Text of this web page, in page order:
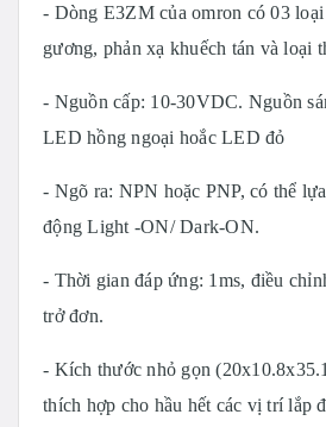
- Dòng E3ZM của omron có 03
gương, phản xạ khuếch tán và loại
- Nguồn cấp: 10-30VDC. Nguồn
LED hồng ngoại hoắc LED đỏ
- Ngõ ra: NPN hoặc PNP, có thể
động Light -ON/ Dark-ON.
- Thời gian đáp ứng: 1ms, điều
trở đơn.
- Kích thước nhỏ gọn
thích hợp cho hầu hết các vị trí lắp